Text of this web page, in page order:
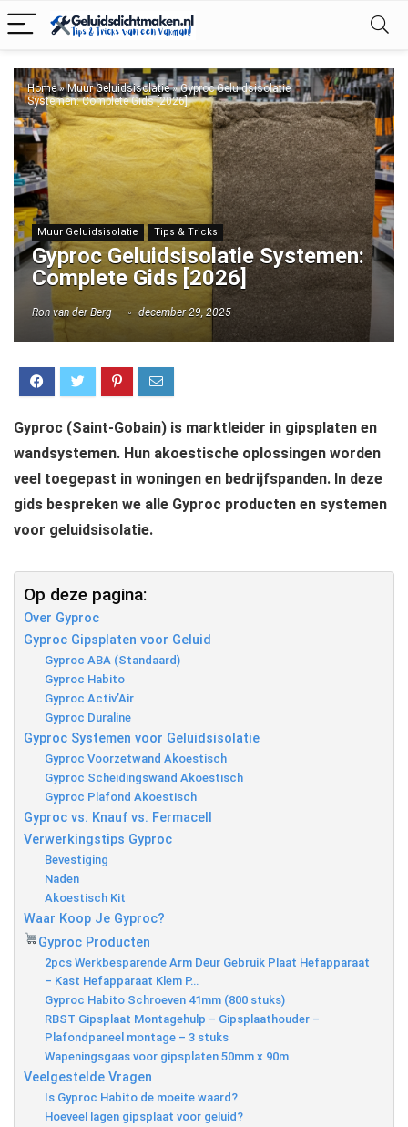
Home»Muur Geluidsisolatie»Gyproc Geluidsisolatie
Systemen: Complete Gids [2026]
Muur Geluidsisolatie Tips & Tricks
Gyproc Geluidsisolatie Systemen:
Complete Gids [2026]
Ron van der Berg december 29, 2025
Gyproc (Saint-Gobain) is marktleider in gipsplaten en
wandsystemen. Hun akoestische oplossingen worden
veel toegepast in woningen en bedrijfspanden. In deze
gids bespreken we alle Gyproc producten en systemen
voor geluidsisolatie.
Op deze pagina:
Over Gyproc
Gyproc Gipsplaten voor Geluid
Gyproc ABA (Standaard)
Gyproc Habito
Gyproc Activ’Air
Gyproc Duraline
Gyproc Systemen voor Geluidsisolatie
Gyproc Voorzetwand Akoestisch
Gyproc Scheidingswand Akoestisch
Gyproc Plafond Akoestisch
Gyproc vs. Knauf vs. Fermacell
Verwerkingstips Gyproc
Bevestiging
Naden
Akoestisch Kit
Waar Koop Je Gyproc?
Gyproc Producten
2pcs Werkbesparende Arm Deur Gebruik Plaat Hefapparaat
– Kast Hefapparaat Klem P…
Gyproc Habito Schroeven 41mm (800 stuks)
RBST Gipsplaat Montagehulp – Gipsplaathouder –
Plafondpaneel montage – 3 stuks
Wapeningsgaas voor gipsplaten 50mm x 90m
Veelgestelde Vragen
Is Gyproc Habito de moeite waard?
Hoeveel lagen gipsplaat voor geluid?